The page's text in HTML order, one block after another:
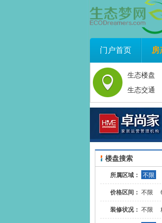
门户首页 房
生态楼盘
生态交通
楼盘搜索
所属区域： 不限
价格区间： 不限
装修状况： 不限